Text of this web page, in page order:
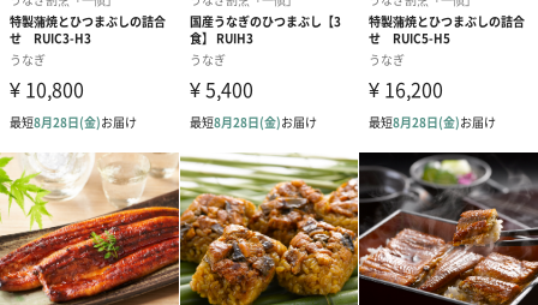
いつでも、誰とでも共有したい美味しさ
美食良菜がお届けする「浜名湖産鰻押し寿司」は、各種お祝いや
お世話になった方へのお礼など、様々なシーンの贈り物にぴった
りです。